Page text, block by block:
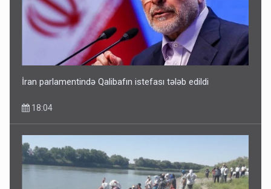
Avtomobil sahiblərinin nəzərinə: Kasko bahalaşır -
SƏBƏBLƏR
İran parlamentində Qalibafın istefası tələb edildi
18:04